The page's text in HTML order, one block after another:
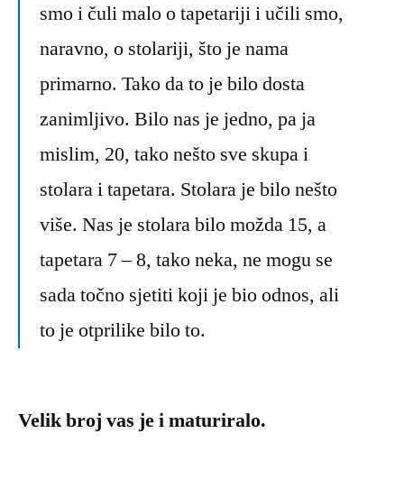
smo i čuli malo o tapetariji i učili smo,
naravno, o stolariji, što je nama
primarno. Tako da to je bilo dosta
zanimljivo. Bilo nas je jedno, pa ja
mislim, 20, tako nešto sve skupa i
stolara i tapetara. Stolara je bilo nešto
više. Nas je stolara bilo možda 15, a
tapetara 7 – 8, tako neka, ne mogu se
sada točno sjetiti koji je bio odnos, ali
to je otprilike bilo to.
Velik broj vas je i maturiralo.